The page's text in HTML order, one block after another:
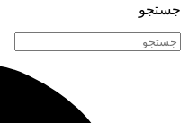
جستجو